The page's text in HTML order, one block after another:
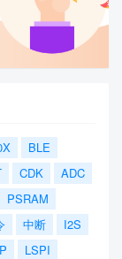
BLE
CDK
ADC
PSRAM
中断
I2S
LSPI